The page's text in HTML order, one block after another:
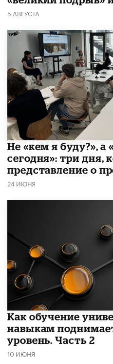
5 АВГУСТА
Не «кем я буду?»,
сегодня»: три дня,
представление о
24 ИЮНЯ
​Как обучение
навыкам
уровень. Часть 2
10 ИЮНЯ